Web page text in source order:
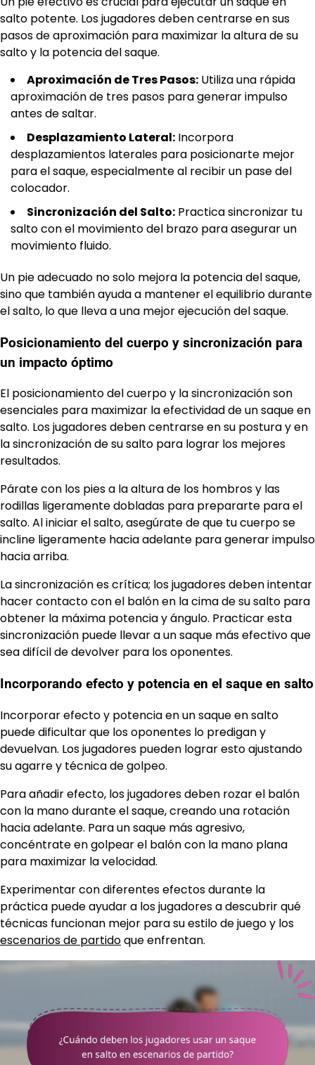
salto potente. Los jugadores deben centrarse en sus
pasos de aproximación para maximizar la altura de su
salto y la potencia del saque.
Aproximación de Tres Pasos: Utiliza una rápida
aproximación de tres pasos para generar impulso
antes de saltar.
Desplazamiento Lateral: Incorpora
desplazamientos laterales para posicionarte mejor
para el saque, especialmente al recibir un pase del
colocador.
Sincronización del Salto: Practica sincronizar tu
salto con el movimiento del brazo para asegurar un
movimiento fluido.
Un pie adecuado no solo mejora la potencia del saque,
sino que también ayuda a mantener el equilibrio durante
el salto, lo que lleva a una mejor ejecución del saque.
Posicionamiento del cuerpo y sincronización para
un impacto óptimo
El posicionamiento del cuerpo y la sincronización son
esenciales para maximizar la efectividad de un saque en
salto. Los jugadores deben centrarse en su postura y en
la sincronización de su salto para lograr los mejores
resultados.
Párate con los pies a la altura de los hombros y las
rodillas ligeramente dobladas para prepararte para el
salto. Al iniciar el salto, asegúrate de que tu cuerpo se
incline ligeramente hacia adelante para generar impulso
hacia arriba.
La sincronización es crítica; los jugadores deben intentar
hacer contacto con el balón en la cima de su salto para
obtener la máxima potencia y ángulo. Practicar esta
sincronización puede llevar a un saque más efectivo que
sea difícil de devolver para los oponentes.
Incorporando efecto y potencia en el saque en salto
Incorporar efecto y potencia en un saque en salto
puede dificultar que los oponentes lo predigan y
devuelvan. Los jugadores pueden lograr esto ajustando
su agarre y técnica de golpeo.
Para añadir efecto, los jugadores deben rozar el balón
con la mano durante el saque, creando una rotación
hacia adelante. Para un saque más agresivo,
concéntrate en golpear el balón con la mano plana
para maximizar la velocidad.
Experimentar con diferentes efectos durante la
práctica puede ayudar a los jugadores a descubrir qué
técnicas funcionan mejor para su estilo de juego y los
escenarios de partidoque enfrentan.